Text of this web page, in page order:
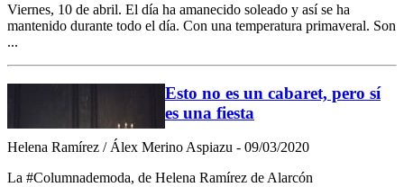
Viernes, 10 de abril. El día ha amanecido soleado y así se ha
mantenido durante todo el día. Con una temperatura primaveral. Son
...
Esto no es un cabaret, pero sí
es una fiesta
Helena Ramírez / Álex Merino Aspiazu - 09/03/2020
La #Columnademoda, de Helena Ramírez de Alarcón